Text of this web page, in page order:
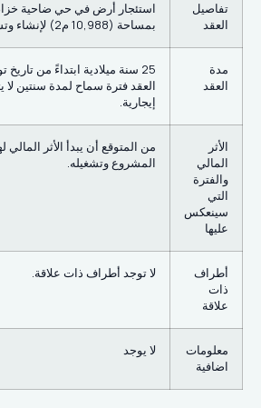
تفاصيل
العقد
استئجار أرض في حي ضاحية
بمساحة (10,988 م2) لإنشاء وتشغيل مجمع تعليمي.
مدة
العقد
25 سنة ميلادية ابتداءً من
العقد فترة سماح لمدة سنتين لا
إيجارية.
الأثر
المالي
والفترة
التي
سينعكس
عليها
من المتوقع أن يبدأ الأثر المالي
المشروع وتشغيله.
أطراف
ذات
علاقة
لا توجد أطراف ذات علاقة.
معلومات
اضافية
لا يوجد